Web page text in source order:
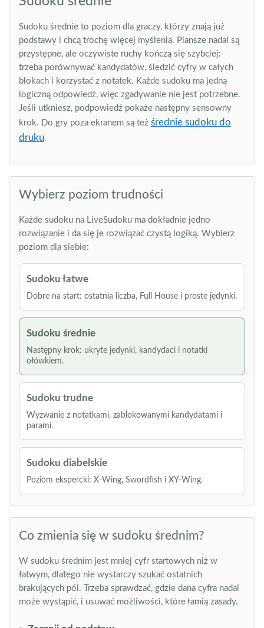
Sudoku średnie to poziom dla graczy, którzy znają już
podstawy i chcą trochę więcej myślenia. Plansze nadal są
przystępne, ale oczywiste ruchy kończą się szybciej:
trzeba porównywać kandydatów, śledzić cyfry w całych
blokach i korzystać z notatek. Każde sudoku ma jedną
logiczną odpowiedź, więc zgadywanie nie jest potrzebne.
Jeśli utkniesz, podpowiedź pokaże następny sensowny
krok. Do gry poza ekranem są też średnie sudoku do
druku.
Wybierz poziom trudności
Każde sudoku na LiveSudoku ma dokładnie jedno
rozwiązanie i da się je rozwiązać czystą logiką. Wybierz
poziom dla siebie:
Sudoku łatwe
Dobre na start: ostatnia liczba, Full House i proste jedynki.
Sudoku średnie
Następny krok: ukryte jedynki, kandydaci i notatki
ołówkiem.
Sudoku trudne
Wyzwanie z notatkami, zablokowanymi kandydatami i
parami.
Sudoku diabelskie
Poziom ekspercki: X-Wing, Swordfish i XY-Wing.
Co zmienia się w sudoku średnim?
W sudoku średnim jest mniej cyfr startowych niż w
łatwym, dlatego nie wystarczy szukać ostatnich
brakujących pól. Trzeba sprawdzać, gdzie dana cyfra nadal
może wystąpić, i usuwać możliwości, które łamią zasady.